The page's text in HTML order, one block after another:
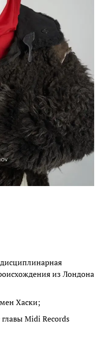
из Лондона
Хаски;
Midi Records